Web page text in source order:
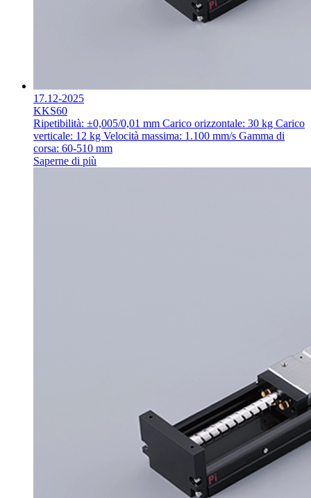
17.12-2025
KKS60
Ripetibilità: ±0,005/0,01 mm Carico orizzontale: 30 kg Carico
verticale: 12 kg Velocità massima: 1.100 mm/s Gamma di
corsa: 60-510 mm
Saperne di più